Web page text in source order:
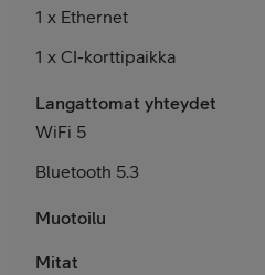
1 x Ethernet
1 x CI-korttipaikka
Langattomat yhteydet
WiFi 5
Bluetooth 5.3
Muotoilu
Mitat